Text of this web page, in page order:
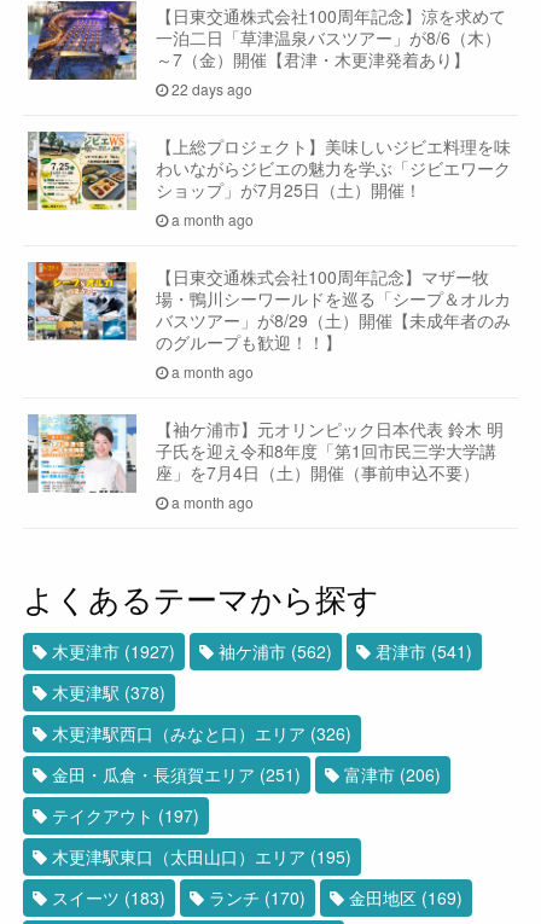
【日東交通株式会社100周年記念】涼を求めて
一泊二日「草津温泉バスツアー」が8/6（木）
～7（金）開催【君津・木更津発着あり】
22 days ago
【上総プロジェクト】美味しいジビエ料理を味
わいながらジビエの魅力を学ぶ「ジビエワーク
ショップ」が7月25日（土）開催！
a month ago
【日東交通株式会社100周年記念】マザー牧
場・鴨川シーワールドを巡る「シープ＆オルカ
バスツアー」が8/29（土）開催【未成年者のみ
のグループも歓迎！！】
a month ago
【袖ケ浦市】元オリンピック日本代表 鈴木 明
子氏を迎え令和8年度「第1回市民三学大学講
座」を7月4日（土）開催（事前申込不要）
a month ago
よくあるテーマから探す
木更津市 (1927) 袖ケ浦市 (562) 君津市 (541)
木更津駅 (378)
木更津駅西口（みなと口）エリア (326)
金田・瓜倉・長須賀エリア (251) 富津市 (206)
テイクアウト (197)
木更津駅東口（太田山口）エリア (195)
スイーツ (183) ランチ (170) 金田地区 (169)